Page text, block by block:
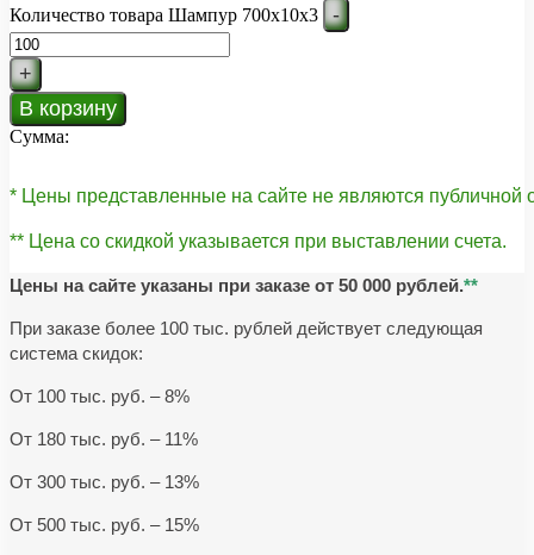
Количество товара Шампур 700х10х3 -
+
В корзину
Сумма:
* Цены представленные на сайте не являются публичной
** Цена со скидкой указывается при выставлении счета.
Цены на сайте указаны при заказе от 50 000 рублей.**
При заказе более 100 тыс. рублей действует следующая
система скидок:
От 100 тыс. руб. – 8%
От 180 тыс. руб. – 11%
От 300 тыс. руб. – 13%
От 500 тыс. руб. – 15%